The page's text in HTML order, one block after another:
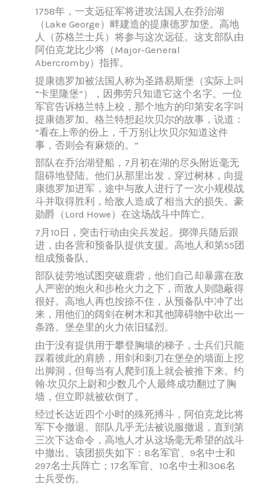
1758年，一支远征军将进攻法国人在乔治湖
（Lake George）畔建造的提康德罗加堡。高地
人（苏格兰士兵）将参与这次远征。这支部队由
阿伯克龙比少将（Major-General
Abercromby）指挥。
提康德罗加被法国人称为圣路易斯堡（实际上叫
“卡里隆堡”），因弗劳只知道它这个名字。一位
军官告诉格兰特上校，那个地方的印第安名字叫
提康德罗加。格兰特想起坎贝尔的故事，说道：
“看在上帝的份上，千万别让坎贝尔知道这件
事，否则会有麻烦的。”
部队在乔治湖登船，7月初在湖的尽头附近毫无
阻碍地登陆。他们从那里出发，穿过树林，向提
康德罗加进军，途中与敌人进行了一次小规模战
斗并取得胜利，给敌人造成了相当大的损失。豪
勋爵（Lord Howe）在这场战斗中阵亡。
7月10日，突击行动由尖兵发起。掷弹兵随后跟
进，由各营和预备队提供支援。高地人和第55团
组成预备队。
部队徒劳地试图突破鹿砦，他们自己却暴露在敌
人严密的炮火和步枪火力之下，而敌人则隐蔽得
很好。高地人再也按捺不住，从预备队中冲了出
来，用他们的阔剑在树木和其他障碍物中砍出一
条路。堡垒里的火力依旧猛烈。
由于没有提供用于攀登胸墙的梯子，士兵们只能
踩着彼此的肩膀，用剑和刺刀在堡垒的墙面上挖
出脚洞，但每当有人爬到顶上就会被推下来。约
翰·坎贝尔上尉和少数几个人最终成功翻过了胸
墙，但立即就被砍倒了。
经过长达近四个小时的殊死搏斗，阿伯克龙比将
军下令撤退。部队几乎无法被说服撤退，直到第
三次下达命令，高地人才从这场毫无希望的战斗
中撤出。该团损失如下：8名军官、9名中士和
297名士兵阵亡；17名军官、10名中士和306名
士兵受伤。